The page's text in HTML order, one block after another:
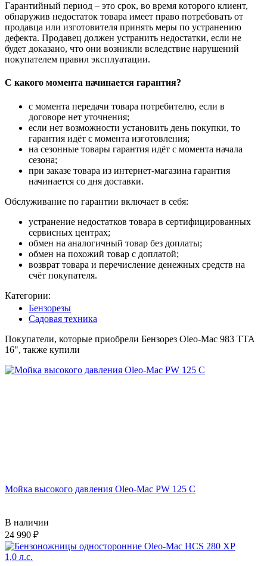
Гарантийный период – это срок, во время которого клиент,
обнаружив недостаток товара имеет право потребовать от
продавца или изготовителя принять меры по устранению
дефекта. Продавец должен устранить недостатки, если не
будет доказано, что они возникли вследствие нарушений
покупателем правил эксплуатации.
С какого момента начинается гарантия?
с момента передачи товара потребителю, если в
договоре нет уточнения;
если нет возможности установить день покупки, то
гарантия идёт с момента изготовления;
на сезонные товары гарантия идёт с момента начала
сезона;
при заказе товара из интернет-магазина гарантия
начинается со дня доставки.
Обслуживание по гарантии включает в себя:
устранение недостатков товара в сертифицированных
сервисных центрах;
обмен на аналогичный товар без доплаты;
обмен на похожий товар с доплатой;
возврат товара и перечисление денежных средств на
счёт покупателя.
Категории:
Бензорезы
Садовая техника
Покупатели, которые приобрели Бензорез Oleo-Mac 983 TTA
16", также купили
Мойка высокого давления Oleo-Mac PW 125 C
В наличии
24 990